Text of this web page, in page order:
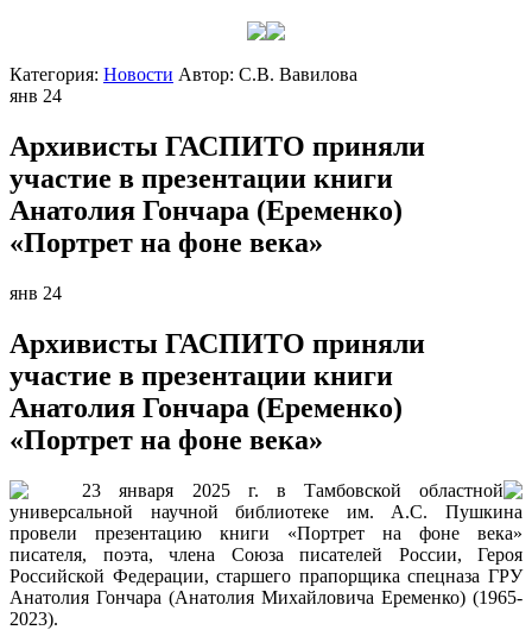
Категория: Новости Автор: С.В. Вавилова
янв 24
Архивисты ГАСПИТО приняли
участие в презентации книги
Анатолия Гончара (Еременко)
«Портрет на фоне века»
янв 24
Архивисты ГАСПИТО приняли
участие в презентации книги
Анатолия Гончара (Еременко)
«Портрет на фоне века»
23 января 2025 г. в Тамбовской областной
универсальной научной библиотеке им. А.С. Пушкина
провели презентацию книги «Портрет на фоне века»
писателя, поэта, члена Союза писателей России, Героя
Российской Федерации, старшего прапорщика спецназа ГРУ
Анатолия Гончара (Анатолия Михайловича Еременко) (1965-
2023).